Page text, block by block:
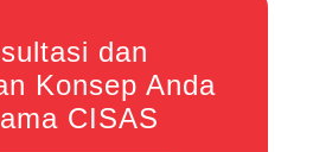
dan
Konsep Anda
CISAS